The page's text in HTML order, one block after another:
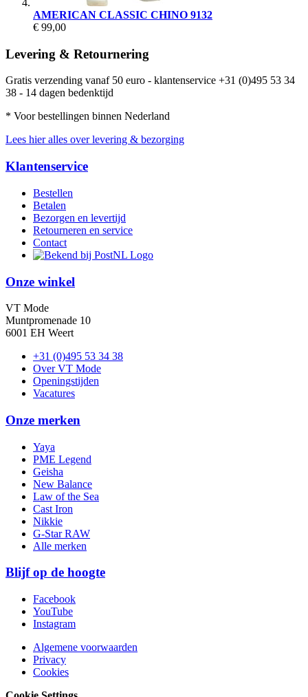
AMERICAN CLASSIC CHINO 9132
€ 99,00
Levering & Retournering
Gratis verzending vanaf 50 euro - klantenservice +31 (0)495 53 34
38 - 14 dagen bedenktijd
* Voor bestellingen binnen Nederland
Lees hier alles over levering & bezorging
Klantenservice
Bestellen
Betalen
Bezorgen en levertijd
Retourneren en service
Contact
Onze winkel
VT Mode
Muntpromenade 10
6001 EH Weert
+31 (0)495 53 34 38
Over VT Mode
Openingstijden
Vacatures
Onze merken
Yaya
PME Legend
Geisha
New Balance
Law of the Sea
Cast Iron
Nikkie
G-Star RAW
Alle merken
Blijf op de hoogte
Facebook
YouTube
Instagram
Algemene voorwaarden
Privacy
Cookies